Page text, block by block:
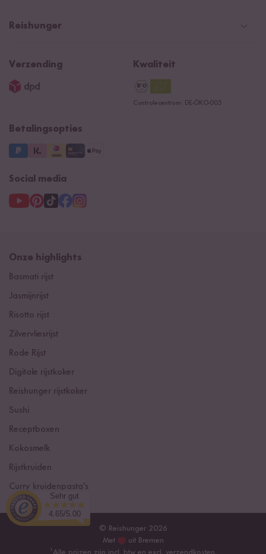
Nederland
Betaalmethoden
Reishunger lexicon
Contacteer ons
Retourneren
Privacy
Impressum
Reishunger
Verzending
Kwaliteit
Controlecentrum: DE-ÖKO-005
Betalingsopties
Social media
Onze highlights
Basmati rijst
Jasmijnrijst
Risotto rijst
Zilvervliesrijst
Rode Rijst
Digitale rijstkoker
Reishunger rijstkoker
Sushi
Receptboxen
Kokosmelk
Rijstkruiden
Curry kruidenpasta's
© Reishunger 2026
Met
uit Bremen
¹ Alle prijzen zijn incl. btw en excl. verzendkosten.
Sehr gut
4.65/5.00